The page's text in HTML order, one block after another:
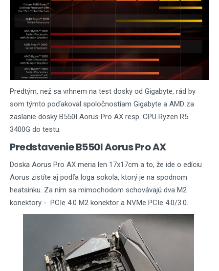
Predtým, než sa vrhnem na test dosky od Gigabyte, rád by
som týmto poďakoval spoločnostiam Gigabyte a AMD za
zaslanie dosky B550I Aorus Pro AX resp. CPU Ryzen R5
3400G do testu.
Predstavenie B550I Aorus Pro AX
Doska Aorus Pro AX meria len 17x17cm a to, že ide o edíciu
Aorus zistíte aj podľa loga sokola, ktorý je na spodnom
heatsinku. Za ním sa mimochodom schovávajú dva M2
konektory - PCIe 4.0 M2 konektor a NVMe PCIe 4.0/3.0.